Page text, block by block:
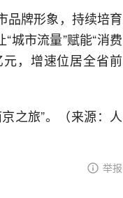
品牌形象，持续培育
城市流量”赋能“消费
，增速位居全省前
之旅”。（来源：人
举报